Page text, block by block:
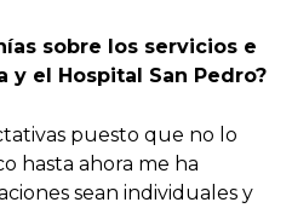
sobre los servicios e
y el Hospital San Pedro?
puesto que no lo
hasta ahora me ha
sean individuales y